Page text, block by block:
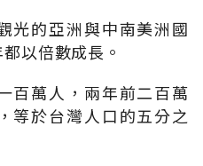
光的亞洲與中南美洲國
以倍數成長。
百萬人，兩年前二百萬
等於台灣人口的五分之